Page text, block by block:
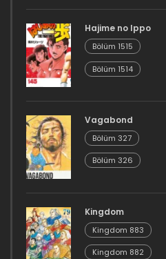
Hajime no Ippo
Bölüm 1515
Bölüm 1514
Vagabond
Bölüm 327
Bölüm 326
Kingdom
Kingdom 883
Kingdom 882